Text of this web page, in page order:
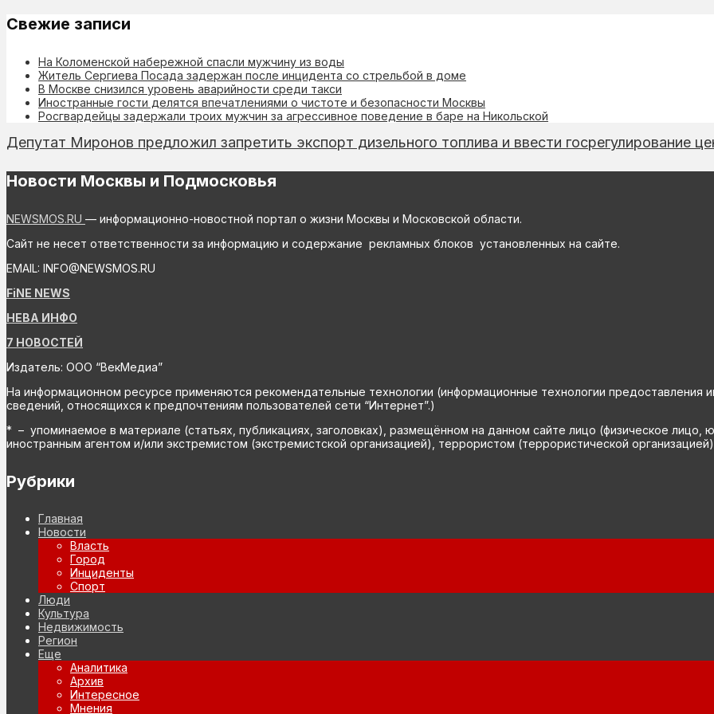
Свежие записи
На Коломенской набережной спасли мужчину из воды
Житель Сергиева Посада задержан после инцидента со стрельбой в доме
В Москве снизился уровень аварийности среди такси
Иностранные гости делятся впечатлениями о чистоте и безопасности Москвы
Росгвардейцы задержали троих мужчин за агрессивное поведение в баре на Никольской
Депутат Миронов предложил запретить экспорт дизельного топлива и ввести госрегулирование
Новости Москвы и Подмосковья
NEWSMOS.RU — информационно-новостной портал о жизни Москвы и Московской области.
Сайт не несет ответственности за информацию и содержание рекламных блоков установленных на сайте.
EMAIL: INFO@NEWSMOS.RU
FiNE NEWS
НЕВА ИНФО
7 НОВОСТЕЙ
Издатель: ООО “ВекМедиа”
На информационном ресурсе применяются рекомендательные технологии (информационные технологии предоставления
сведений, относящихся к предпочтениям пользователей сети “Интернет”.)
* – упоминаемое в материале (статьях, публикациях, заголовках), размещённом на данном сайте лицо (физическое лицо,
иностранным агентом и/или экстремистом (экстремистской организацией), террористом (террористической
Рубрики
Главная
Новости
Власть
Город
Инциденты
Спорт
Люди
Культура
Недвижимость
Регион
Еще
Аналитика
Архив
Интересное
Мнения